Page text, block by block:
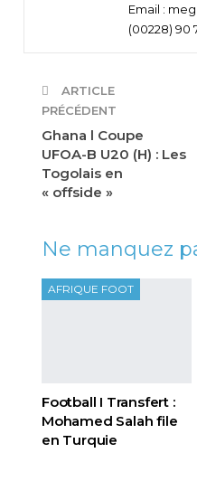
Email :
(00228) 90
ARTICLE
PRÉCÉDENT
Ghana l Coupe
UFOA-B U20 (H) : Les
Togolais en
« offside »
Ne manquez
AFRIQUE FOOT
Football I Transfert :
Mohamed Salah file
en Turquie